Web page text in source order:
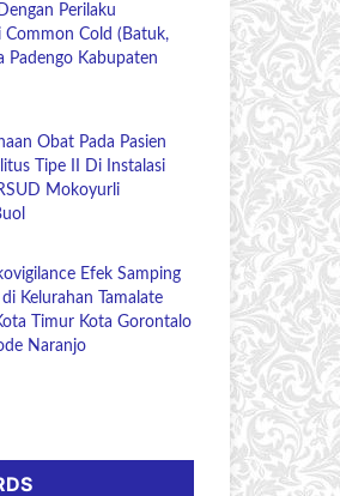
Perilaku
Common Cold (Batuk,
Padengo Kabupaten
Obat Pada Pasien
Tipe II Di Instalasi
Mokoyurli
Efek Samping
Kelurahan Tamalate
Timur Kota Gorontalo
Naranjo